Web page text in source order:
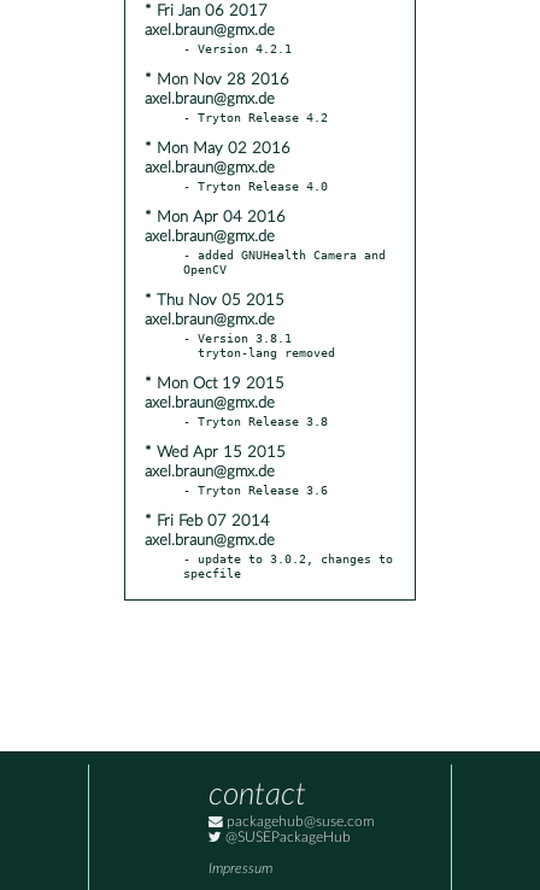
* Fri Jan 06 2017
axel.braun@gmx.de
* Mon Nov 28 2016
axel.braun@gmx.de
* Mon May 02 2016
axel.braun@gmx.de
* Mon Apr 04 2016
axel.braun@gmx.de
- added GNUHealth Camera and
* Thu Nov 05 2015
axel.braun@gmx.de
- Version 3.8.1
* Mon Oct 19 2015
axel.braun@gmx.de
* Wed Apr 15 2015
axel.braun@gmx.de
* Fri Feb 07 2014
axel.braun@gmx.de
- update to 3.0.2, changes to
specfile
contact
packagehub@suse.com
@SUSEPackageHub
Impressum